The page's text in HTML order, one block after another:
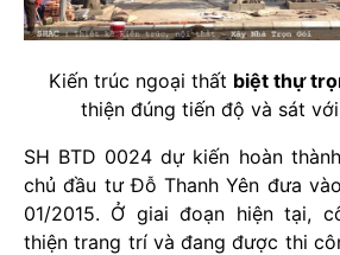
Kiến trúc ngoại thất biệt thự
thiện đúng tiến độ và sát
SH BTD 0024 dự kiến hoàn
chủ đầu tư Đỗ Thanh Yên đưa
01/2015. Ở giai đoạn hiện tại,
thiện trang trí và đang được thi